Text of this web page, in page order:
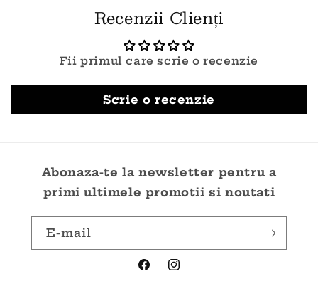
Recenzii Clienți
Fii primul care scrie o recenzie
Scrie o recenzie
Abonaza-te la newsletter pentru a
primi ultimele promotii si noutati
E-mail
FacebookInstagram